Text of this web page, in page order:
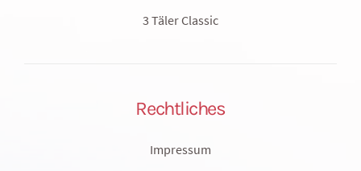
3 Täler Classic
Rechtliches
Impressum